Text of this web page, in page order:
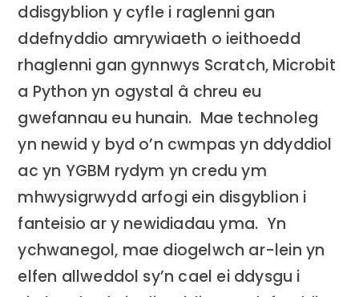
ddisgyblion y cyfle i raglenni gan
ddefnyddio amrywiaeth o ieithoedd
rhaglenni gan gynnwys Scratch, Microbit
a Python yn ogystal â chreu eu
gwefannau eu hunain. Mae technoleg
yn newid y byd o’n cwmpas yn ddyddiol
ac yn YGBM rydym yn credu ym
mhwysigrwydd arfogi ein disgyblion i
fanteisio ar y newidiadau yma. Yn
ychwanegol, mae diogelwch ar-lein yn
elfen allweddol sy’n cael ei ddysgu i